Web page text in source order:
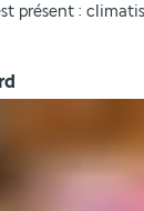
présent :